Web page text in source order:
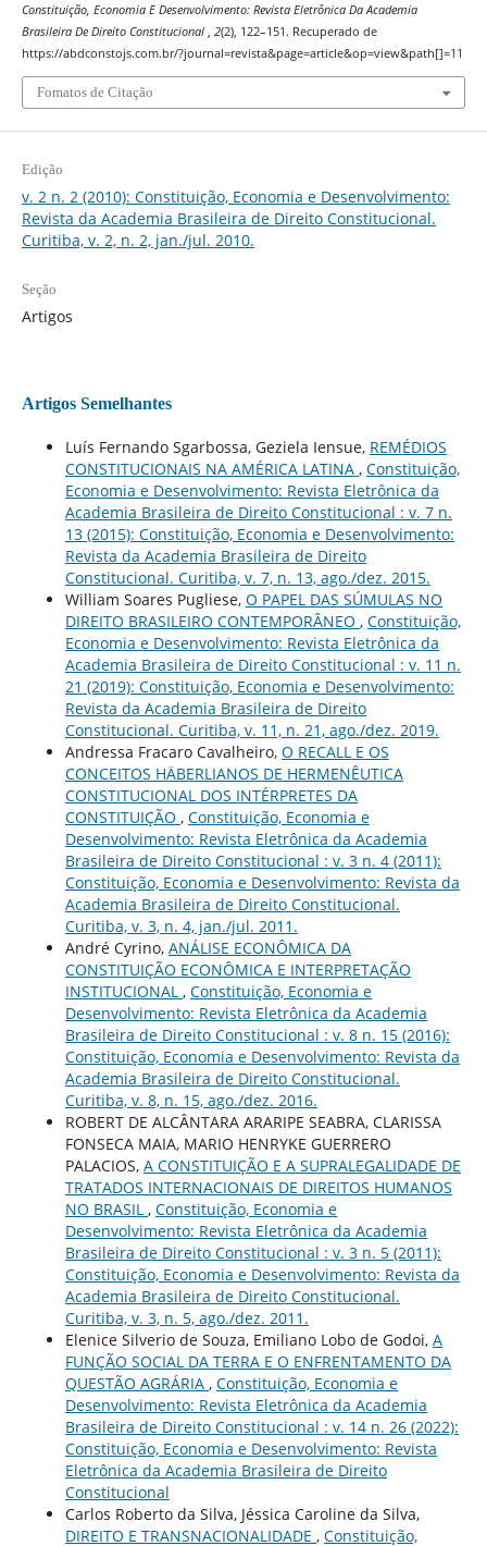
Constituição, Economia E Desenvolvimento: Revista Eletrônica Da Academia
Brasileira De Direito Constitucional , 2(2), 122–151. Recuperado de
https://abdconstojs.com.br/?journal=revista&page=article&op=view&path[]=11
Fomatos de Citação
Edição
v. 2 n. 2 (2010): Constituição, Economia e Desenvolvimento:
Revista da Academia Brasileira de Direito Constitucional.
Curitiba, v. 2, n. 2, jan./jul. 2010.
Seção
Artigos
Artigos Semelhantes
Luís Fernando Sgarbossa, Geziela Iensue, REMÉDIOS
CONSTITUCIONAIS NA AMÉRICA LATINA , Constituição,
Economia e Desenvolvimento: Revista Eletrônica da
Academia Brasileira de Direito Constitucional : v. 7 n.
13 (2015): Constituição, Economia e Desenvolvimento:
Revista da Academia Brasileira de Direito
Constitucional. Curitiba, v. 7, n. 13, ago./dez. 2015.
William Soares Pugliese, O PAPEL DAS SÚMULAS NO
DIREITO BRASILEIRO CONTEMPORÂNEO , Constituição,
Economia e Desenvolvimento: Revista Eletrônica da
Academia Brasileira de Direito Constitucional : v. 11 n.
21 (2019): Constituição, Economia e Desenvolvimento:
Revista da Academia Brasileira de Direito
Constitucional. Curitiba, v. 11, n. 21, ago./dez. 2019.
Andressa Fracaro Cavalheiro, O RECALL E OS
CONCEITOS HÄBERLIANOS DE HERMENÊUTICA
CONSTITUCIONAL DOS INTÉRPRETES DA
CONSTITUIÇÃO , Constituição, Economia e
Desenvolvimento: Revista Eletrônica da Academia
Brasileira de Direito Constitucional : v. 3 n. 4 (2011):
Constituição, Economia e Desenvolvimento: Revista da
Academia Brasileira de Direito Constitucional.
Curitiba, v. 3, n. 4, jan./jul. 2011.
André Cyrino, ANÁLISE ECONÔMICA DA
CONSTITUIÇÃO ECONÔMICA E INTERPRETAÇÃO
INSTITUCIONAL , Constituição, Economia e
Desenvolvimento: Revista Eletrônica da Academia
Brasileira de Direito Constitucional : v. 8 n. 15 (2016):
Constituição, Economia e Desenvolvimento: Revista da
Academia Brasileira de Direito Constitucional.
Curitiba, v. 8, n. 15, ago./dez. 2016.
ROBERT DE ALCÂNTARA ARARIPE SEABRA, CLARISSA
FONSECA MAIA, MARIO HENRYKE GUERRERO
PALACIOS, A CONSTITUIÇÃO E A SUPRALEGALIDADE DE
TRATADOS INTERNACIONAIS DE DIREITOS HUMANOS
NO BRASIL , Constituição, Economia e
Desenvolvimento: Revista Eletrônica da Academia
Brasileira de Direito Constitucional : v. 3 n. 5 (2011):
Constituição, Economia e Desenvolvimento: Revista da
Academia Brasileira de Direito Constitucional.
Curitiba, v. 3, n. 5, ago./dez. 2011.
Elenice Silverio de Souza, Emiliano Lobo de Godoi, A
FUNÇÃO SOCIAL DA TERRA E O ENFRENTAMENTO DA
QUESTÃO AGRÁRIA , Constituição, Economia e
Desenvolvimento: Revista Eletrônica da Academia
Brasileira de Direito Constitucional : v. 14 n. 26 (2022):
Constituição, Economia e Desenvolvimento: Revista
Eletrônica da Academia Brasileira de Direito
Constitucional
Carlos Roberto da Silva, Jéssica Caroline da Silva,
DIREITO E TRANSNACIONALIDADE , Constituição,